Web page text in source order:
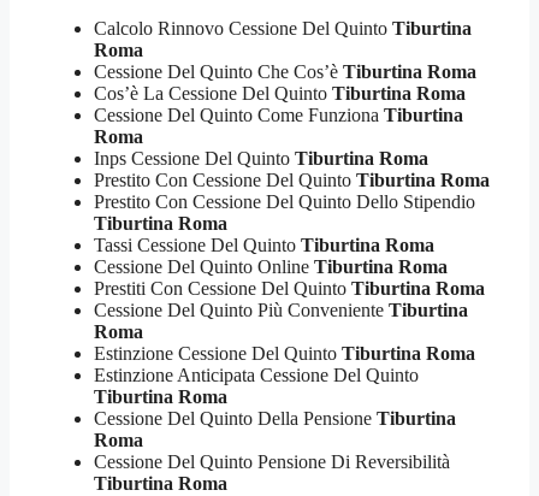
Calcolo Rinnovo Cessione Del Quinto Tiburtina
Roma
Cessione Del Quinto Che Cos’è Tiburtina Roma
Cos’è La Cessione Del Quinto Tiburtina Roma
Cessione Del Quinto Come Funziona Tiburtina
Roma
Inps Cessione Del Quinto Tiburtina Roma
Prestito Con Cessione Del Quinto Tiburtina Roma
Prestito Con Cessione Del Quinto Dello Stipendio
Tiburtina Roma
Tassi Cessione Del Quinto Tiburtina Roma
Cessione Del Quinto Online Tiburtina Roma
Prestiti Con Cessione Del Quinto Tiburtina Roma
Cessione Del Quinto Più Conveniente Tiburtina
Roma
Estinzione Cessione Del Quinto Tiburtina Roma
Estinzione Anticipata Cessione Del Quinto
Tiburtina Roma
Cessione Del Quinto Della Pensione Tiburtina
Roma
Cessione Del Quinto Pensione Di Reversibilità
Tiburtina Roma